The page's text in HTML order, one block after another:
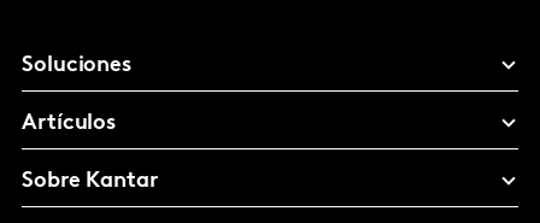
Soluciones
Artículos
Sobre Kantar